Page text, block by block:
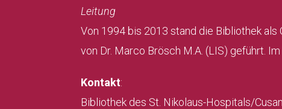
Leitung
Von 1994 bis 2013 stand die Bibliothek
von Dr. Marco Brösch M.A. (LIS) geführt.
Kontakt:
Bibliothek des St. Nikolaus-Hospitals/